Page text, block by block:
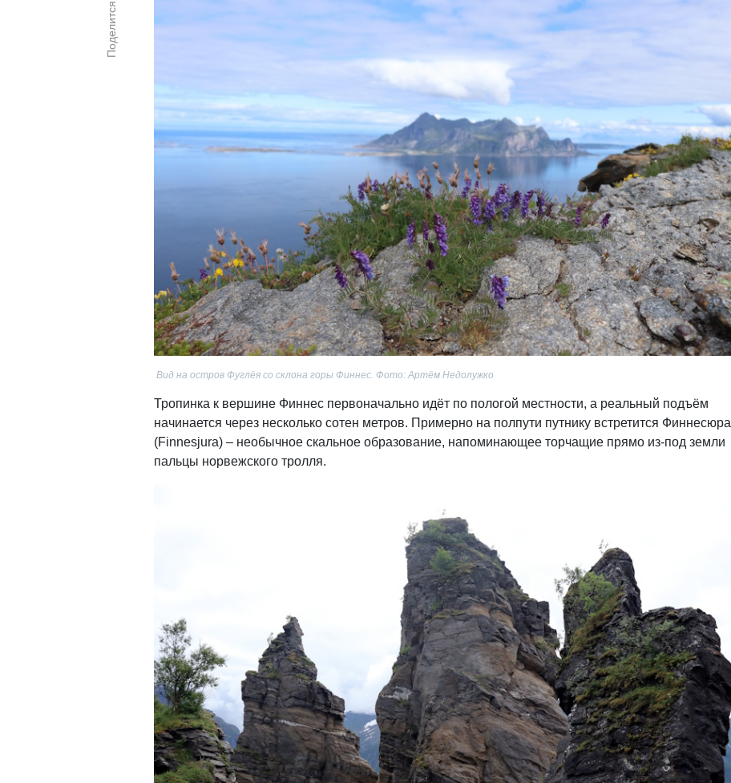
Поделится
Вид на остров Фуглёя со склона горы Финнес. Фото: Артём Недолужко
Тропинка к вершине Финнес первоначально идёт по пологой местности, а реальный подъём
начинается через несколько сотен метров. Примерно на полпути путнику встретится Финнесюра
(Finnesjura) – необычное скальное образование, напоминающее торчащие прямо из-под земли
пальцы норвежского тролля.